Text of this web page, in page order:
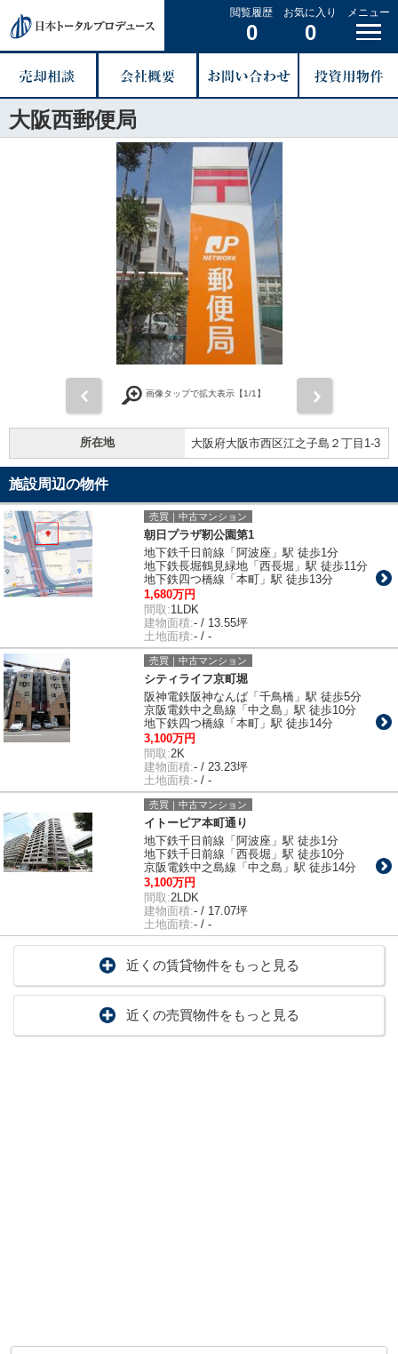
閲覧履歴
0
お気に入り
0
メニュー
大阪西郵便局
画像タップで拡大表示【1/1】
所在地 大阪府大阪市西区江之子島２丁目1-3
施設周辺の物件
売買｜中古マンション
朝日プラザ靭公園第1
地下鉄千日前線「阿波座」駅 徒歩1分
地下鉄長堀鶴見緑地「西長堀」駅 徒歩11分
地下鉄四つ橋線「本町」駅 徒歩13分
1,680万円
間取:1LDK
建物面積:- / 13.55坪
土地面積:- / -
売買｜中古マンション
シティライフ京町堀
阪神電鉄阪神なんば「千鳥橋」駅 徒歩5分
京阪電鉄中之島線「中之島」駅 徒歩10分
地下鉄四つ橋線「本町」駅 徒歩14分
3,100万円
間取:2K
建物面積:- / 23.23坪
土地面積:- / -
売買｜中古マンション
イトーピア本町通り
地下鉄千日前線「阿波座」駅 徒歩1分
地下鉄千日前線「西長堀」駅 徒歩10分
京阪電鉄中之島線「中之島」駅 徒歩14分
3,100万円
間取:2LDK
建物面積:- / 17.07坪
土地面積:- / -
近くの賃貸物件をもっと見る
近くの売買物件をもっと見る